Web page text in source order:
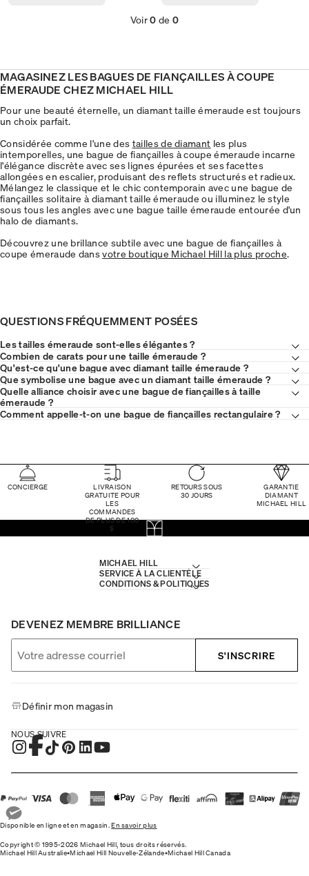
Voir0 de 0
MAGASINEZ LES BAGUES DE FIANÇAILLES À COUPE
ÉMERAUDE CHEZ MICHAEL HILL
Pour une beauté éternelle, un diamant taille émeraude est toujours
un choix parfait.
Considérée comme l'une des tailles de diamant les plus
intemporelles, une bague de fiançailles à coupe émeraude incarne
l'élégance discrète avec ses lignes épurées et ses facettes
allongées en escalier, produisant des reflets structurés et radieux.
Mélangez le classique et le chic contemporain avec une bague de
fiançailles solitaire à diamant taille émeraude ou illuminez le style
sous tous les angles avec une bague taille émeraude entourée d'un
halo de diamants.
Découvrez une brillance subtile avec une bague de fiançailles à
coupe émeraude dansvotre boutique Michael Hill la plus proche.
QUESTIONS FRÉQUEMMENT POSÉES
Les tailles émeraude sont-elles élégantes ?
Combien de carats pour une taille émeraude ?
Qu'est-ce qu'une bague avec diamant taille émeraude ?
Que symbolise une bague avec un diamant taille émeraude ?
Quelle alliance choisir avec une bague de fiançailles à taille
émeraude ?
Comment appelle-t-on une bague de fiançailles rectangulaire ?
CONCIERGE
LIVRAISON
GRATUITE POUR
LES
COMMANDES
DE PLUS DE 100
$
RETOURS SOUS
30 JOURS
GARANTIE
DIAMANT
MICHAEL HILL
MICHAEL HILL
SERVICE À LA CLIENTÈLE
CONDITIONS & POLITIQUES
DEVENEZ MEMBRE BRILLIANCE
S'INSCRIRE
Définir mon magasin
NOUS SUIVRE
Disponible en ligne et en magasin.En savoir plus
Copyright © 1995-2026 Michael Hill, tous droits réservés.
Michael Hill Australie•Michael Hill Nouvelle-Zélande•Michael Hill Canada